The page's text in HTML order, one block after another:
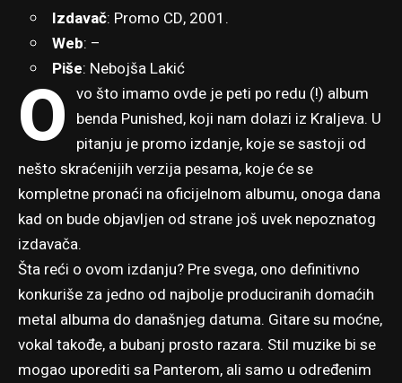
Izdavač: Promo CD, 2001.
Web: –
Piše: Nebojša Lakić
O vo što imamo ovde je peti po redu (!) album
benda Punished, koji nam dolazi iz Kraljeva. U
pitanju je promo izdanje, koje se sastoji od
nešto skraćenijih verzija pesama, koje će se
kompletne pronaći na oficijelnom albumu, onoga dana
kad on bude objavljen od strane još uvek nepoznatog
izdavača.
Šta reći o ovom izdanju? Pre svega, ono definitivno
konkuriše za jedno od najbolje produciranih domaćih
metal albuma do današnjeg datuma. Gitare su moćne,
vokal takođe, a bubanj prosto razara. Stil muzike bi se
mogao uporediti sa Panterom, ali samo u određenim